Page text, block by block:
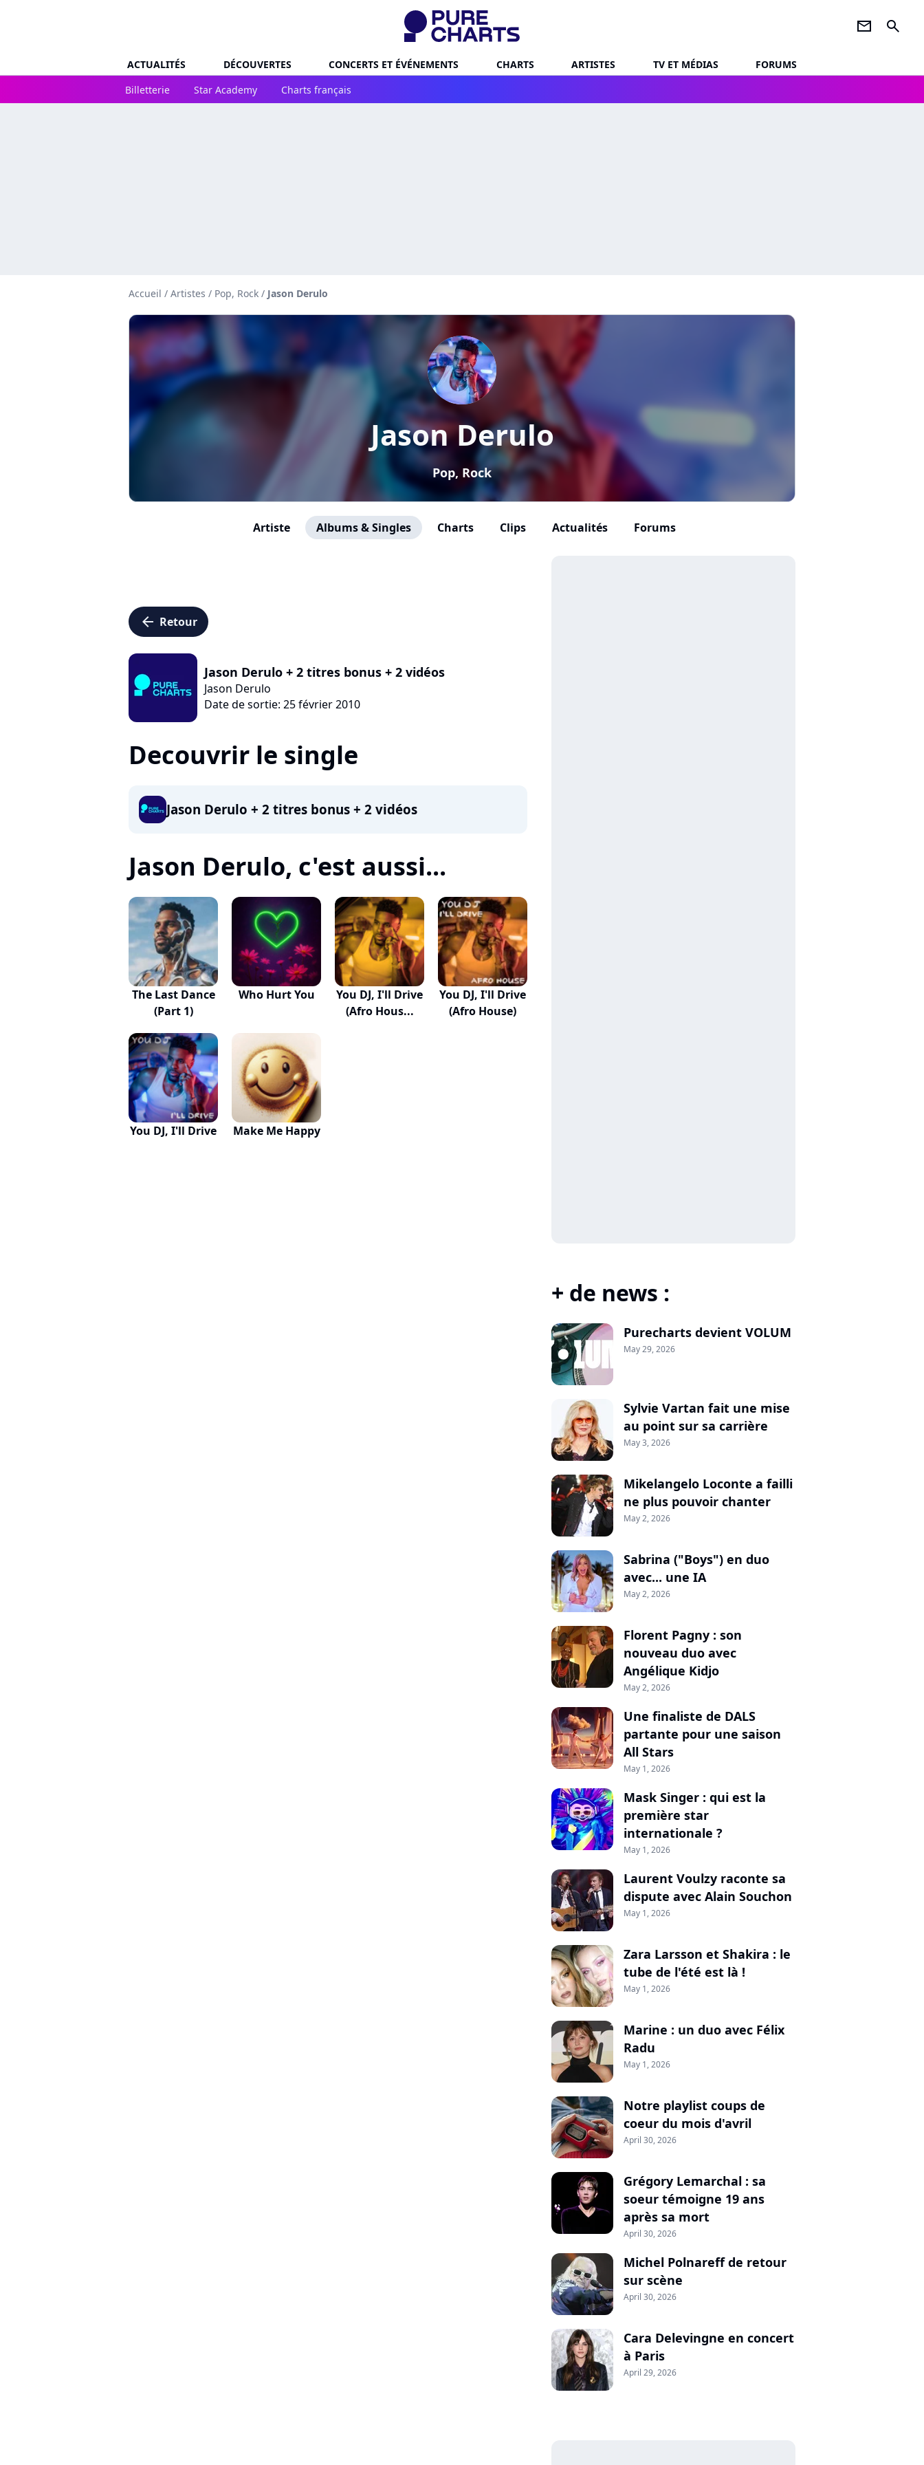
newsletter search
ACTUALITÉS DÉCOUVERTES CONCERTS ET ÉVÉNEMENTS CHARTS ARTISTES TV ET MÉDIAS
FORUMS
Billetterie
Star Academy Charts français
Accueil / Artistes / Pop, Rock / Jason Derulo
Jason Derulo
Pop, Rock
Artiste Albums & Singles Charts Clips Actualités Forums
arrow_left Retour
Jason Derulo + 2 titres bonus + 2 vidéos
Jason Derulo
Date de sortie: 25 février 2010
Decouvrir le single
Jason Derulo + 2 titres bonus + 2 vidéos
Jason Derulo, c'est aussi...
The Last Dance
(Part 1)
Who Hurt You
You DJ, I'll Drive
(Afro Hous...
You DJ, I'll Drive
(Afro House)
You DJ, I'll Drive Make Me Happy
+ de news :
Purecharts devient VOLUM
May 29, 2026
Sylvie Vartan fait une mise
au point sur sa carrière
May 3, 2026
Mikelangelo Loconte a failli
ne plus pouvoir chanter
May 2, 2026
Sabrina ("Boys") en duo
avec... une IA
May 2, 2026
Florent Pagny : son
nouveau duo avec
Angélique Kidjo
May 2, 2026
Une finaliste de DALS
partante pour une saison
All Stars
May 1, 2026
Mask Singer : qui est la
première star
internationale ?
May 1, 2026
Laurent Voulzy raconte sa
dispute avec Alain Souchon
May 1, 2026
Zara Larsson et Shakira : le
tube de l'été est là !
May 1, 2026
Marine : un duo avec Félix
Radu
May 1, 2026
Notre playlist coups de
coeur du mois d'avril
April 30, 2026
Grégory Lemarchal : sa
soeur témoigne 19 ans
après sa mort
April 30, 2026
Michel Polnareff de retour
sur scène
April 30, 2026
Cara Delevingne en concert
à Paris
April 29, 2026